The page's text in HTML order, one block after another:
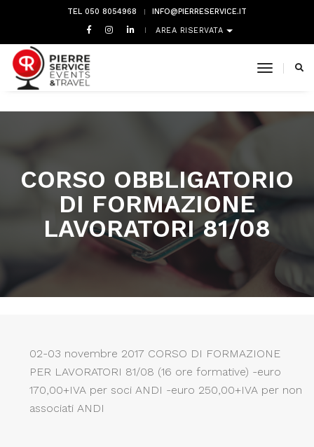
TEL 050 8054968 INFO@PIERRESERVICE.IT
AREA RISERVATA
toggle
CORSO OBBLIGATORIO
DI FORMAZIONE
LAVORATORI 81/08
02-03 novembre 2017 CORSO DI FORMAZIONE
PER LAVORATORI 81/08 (16 ore formative) -euro
170,00+IVA per soci ANDI -euro 250,00+IVA per non
associati ANDI